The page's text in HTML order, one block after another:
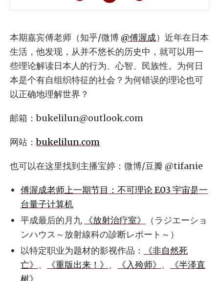
本期嘉宾傅老师（知乎/微博@傅渥成）近年在日本
生活，他发现，从并不悠长的历史中，就可以用一
些理论解读日本人的行为、心智、民族性。为何日
本是个有自组织特征的社会？为何错误的理论也可
以正确地理解世界？
邮箱：bukelilun@outlook.com
网站：bukelilun.com
也可以在这里找到主播宝婷：微博/豆瓣 @tifanie
傅渥成老师上一期节目：不可理论 E03 宇宙是一
台量子计算机
平成最后的月九
《放射治疗室》
（ラジエーショ
ンハウス～放射線科の診断レポート～）
以特定职业为题材的影视作品：
《非自然死
亡》 、 《重版出来！》 、 《入殓师》 、
《半泽直
树》